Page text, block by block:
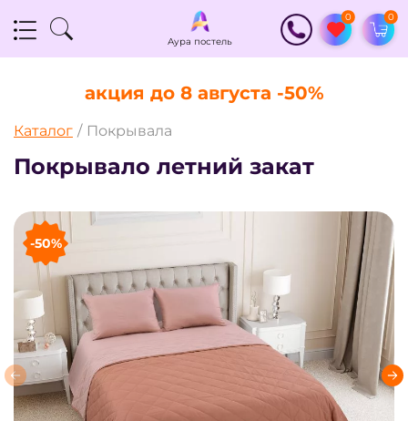
0
0
Аура постель
акция до 8 августа -50%
Каталог Покрывала
Покрывало летний закат
-50%